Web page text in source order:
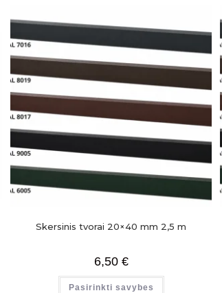
Skersinis tvorai 20×40 mm 2,5 m
6,50 €
Pasirinkti savybes